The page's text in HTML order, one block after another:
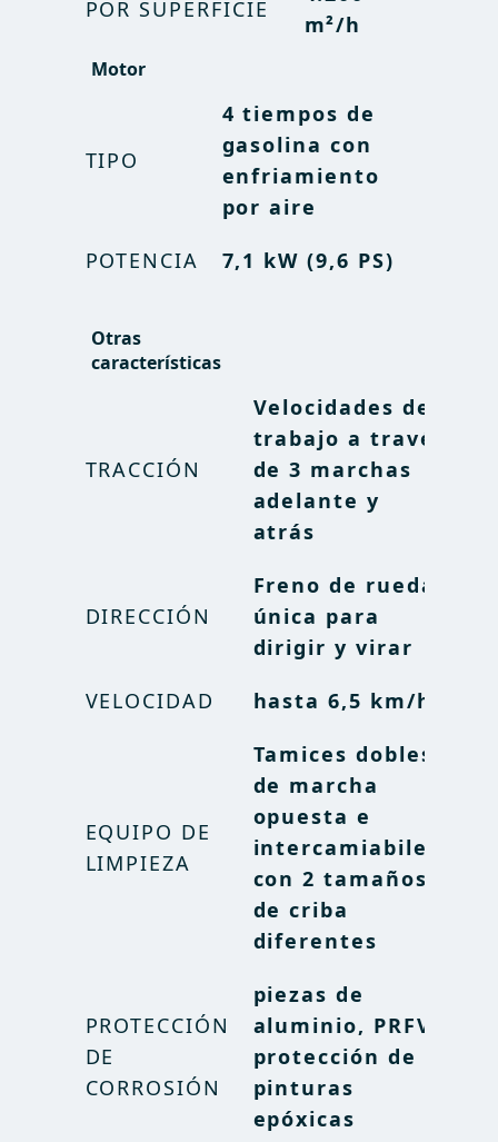
POR SUPERFICIE
m²/h
Motor
TIPO
4 tiempos de
gasolina con
enfriamiento
por aire
POTENCIA
7,1 kW (9,6 PS)
Otras
características
TRACCIÓN
Velocidades de
trabajo a través
de 3 marchas
adelante y
atrás
DIRECCIÓN
Freno de rueda
única para
dirigir y virar
VELOCIDAD
hasta 6,5 km/h
EQUIPO DE
LIMPIEZA
Tamices dobles
de marcha
opuesta e
intercamiabiles,
con 2 tamaños
de criba
diferentes
PROTECCIÓN
DE
CORROSIÓN
piezas de
aluminio, PRFV,
protección de
pinturas
epóxicas
POR SUPERFICIE
acres/h
Motor
TIPO
4 tiempos de
gasolina con
enfriamiento
por aire
POTENCIA
7,1 kW (9,6 PS)
Otras
características
TRACCIÓN
Velocidades de
trabajo a través
de 3 marchas
adelante y
atrás
DIRECCIÓN
Freno de rueda
única para
dirigir y virar
VELOCIDAD
hasta 6,5 km/h
EQUIPO DE
LIMPIEZA
Tamices dobles
de marcha
opuesta e
intercamiabiles,
con 2 tamaños
de criba
diferentes
PROTECCIÓN
DE
CORROSIÓN
piezas de
aluminio, PRFV,
protección de
pinturas
epóxicas